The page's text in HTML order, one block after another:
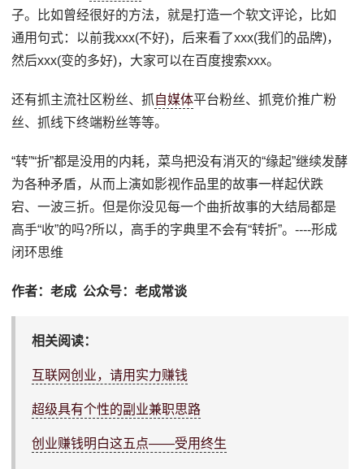
子。比如曾经很好的方法，就是打造一个软文评论，比如
通用句式：以前我xxx(不好)，后来看了xxx(我们的品牌)，
然后xxx(变的多好)，大家可以在百度搜索xxx。
还有抓主流社区粉丝、抓自媒体平台粉丝、抓竞价推广粉
丝、抓线下终端粉丝等等。
“转”“折”都是没用的内耗，菜鸟把没有消灭的“缘起”继续发酵
为各种矛盾，从而上演如影视作品里的故事一样起伏跌
宕、一波三折。但是你没见每一个曲折故事的大结局都是
高手“收”的吗?所以，高手的字典里不会有“转折”。----形成
闭环思维
作者：老成 公众号：老成常谈
相关阅读：
互联网创业，请用实力赚钱
超级具有个性的副业兼职思路
创业赚钱明白这五点——受用终生